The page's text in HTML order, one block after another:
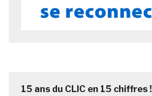
15 ans du CLIC en 15 chiffres !